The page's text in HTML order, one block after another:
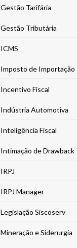
Gestão Tarifária
Gestão Tributária
ICMS
Imposto de Importação
Incentivo Fiscal
Indústria Automotiva
Inteligência Fiscal
Intimação de Drawback
IRPJ
IRPJ Manager
Legislação Siscoserv
Mineração e Siderurgia